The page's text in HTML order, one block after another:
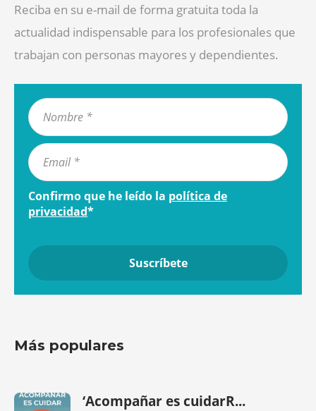
Reciba en su e-mail de forma gratuita toda la
actualidad indispensable para los profesionales que
trabajan con personas mayores y dependientes.
Confirmo que he leído la política de
privacidad*
Más populares
‘Acompañar es cuidarR...